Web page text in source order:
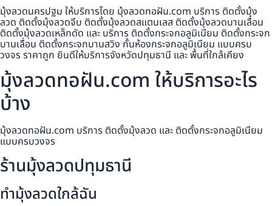
มุ้งลวดนครปฐม ให้บริการโดย มุ้งลวดทอฝัน.com บริการ ติดตั้งมุ้ง
ลวด ติดตั้งมุ้งลวดจีบ ติดตั้งมุ้งลวดสแตนเลส ติดตั้งมุ้งลวดบานเลื่อน
ติดตั้งมุ้งลวดเหล็กดัด และ บริการ ติดตั้งกระจกอลูมิเนียม ติดตั้งกระจก
บานเลื่อน ติดตั้งกระจกบานสวิง กั้นห้องกระจกอลูมิเนียม แบบครบ
วงจร ราคาถูก ยินดีให้บริการจังหวัดปทุมธานี และ พื้นที่ใกล้เคียง
มุ้งลวดทอฝัน.com ให้บริการอะไร
บ้าง
มุ้งลวดทอฝัน.com บริการ ติดตั้งมุ้งลวด และ ติดตั้งกระจกอลูมิเนียม
แบบครบวงจร
ร้านมุ้งลวดปทุมธานี
ทำมุ้งลวดใกล้ฉัน